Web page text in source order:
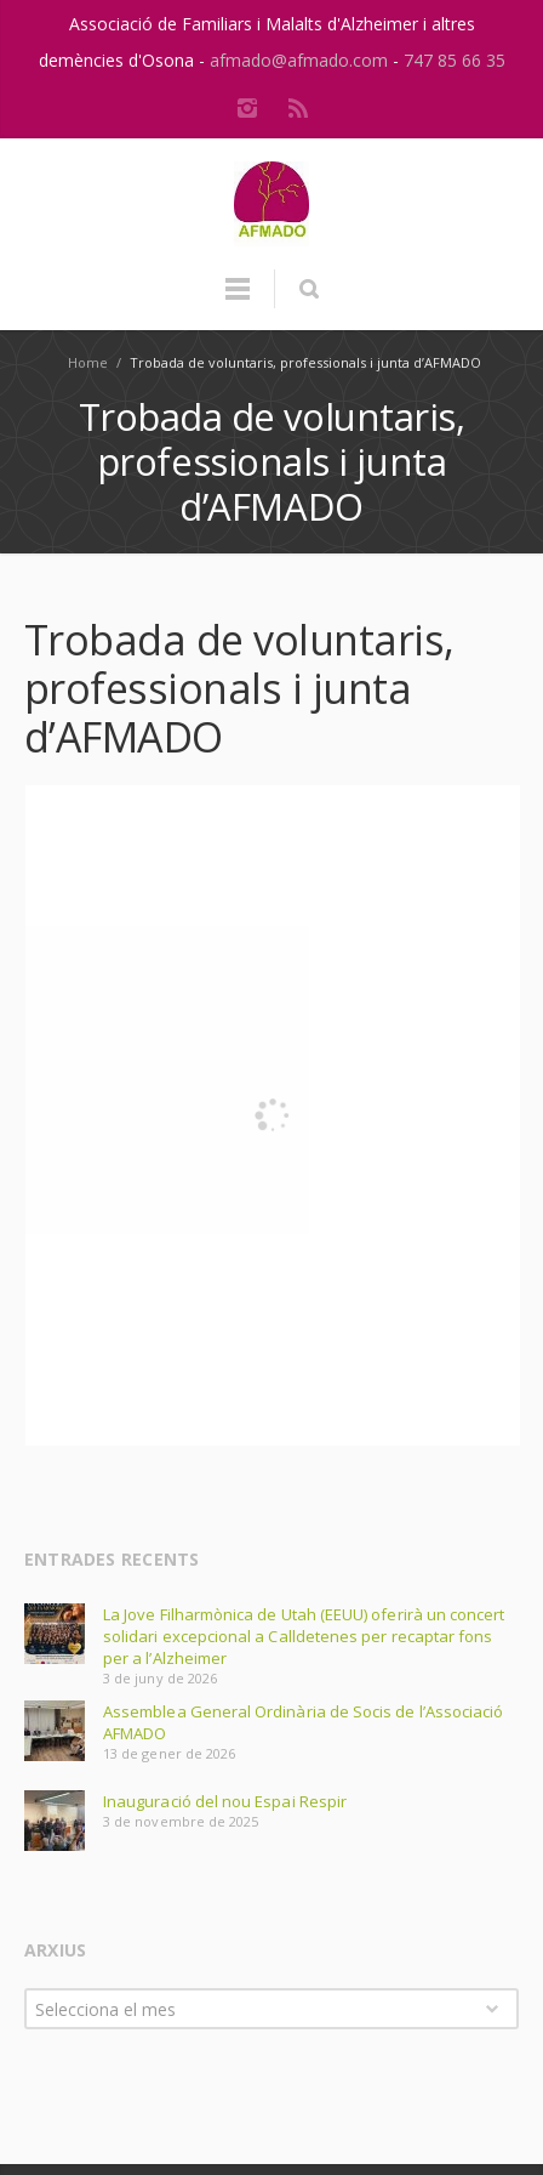
Associació de Familiars i Malalts d'Alzheimer i altres
demències d'Osona - afmado@afmado.com - 747 85 66 35
Home / Trobada de voluntaris, professionals i junta d’AFMADO
Trobada de voluntaris,
professionals i junta
d’AFMADO
Trobada de voluntaris,
professionals i junta
d’AFMADO
ENTRADES RECENTS
La Jove Filharmònica de Utah (EEUU) oferirà un concert
solidari excepcional a Calldetenes per recaptar fons
per a l’Alzheimer
3 de juny de 2026
Assemblea General Ordinària de Socis de l’Associació
AFMADO
13 de gener de 2026
Inauguració del nou Espai Respir
3 de novembre de 2025
ARXIUS
Arxius
Selecciona el mes